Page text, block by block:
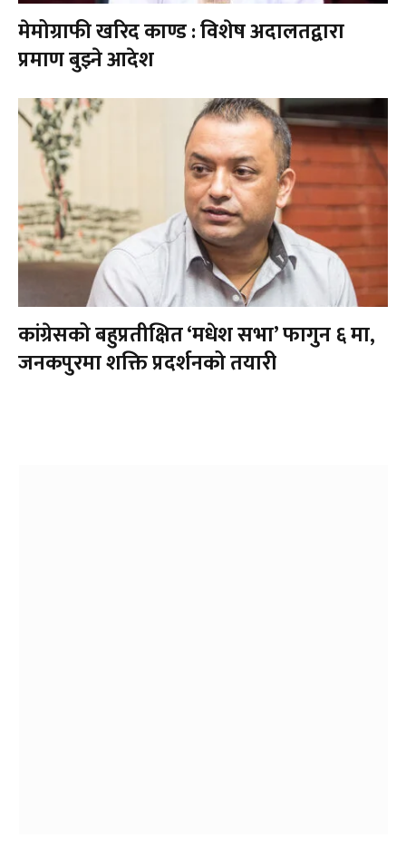
मेमोग्राफी खरिद काण्ड : विशेष अदालतद्वारा
प्रमाण बुझ्ने आदेश
कांग्रेसको बहुप्रतीक्षित ‘मधेश सभा’ फागुन ६ मा,
जनकपुरमा शक्ति प्रदर्शनको तयारी